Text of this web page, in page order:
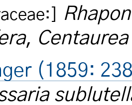
,
(1859: